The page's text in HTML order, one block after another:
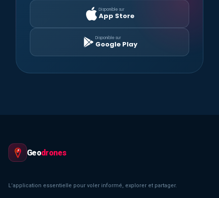
Disponible sur
App Store
Disponible sur
Google Play
Geodrones
L’application essentielle pour voler informé, explorer et partager.